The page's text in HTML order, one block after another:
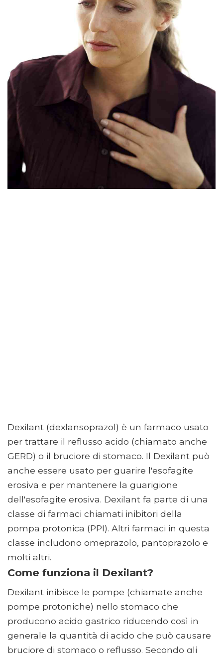
Dexilant (dexlansoprazol) è un farmaco usato
per trattare il reflusso acido (chiamato anche
GERD) o il bruciore di stomaco. Il Dexilant può
anche essere usato per guarire l'esofagite
erosiva e per mantenere la guarigione
dell'esofagite erosiva. Dexilant fa parte di una
classe di farmaci chiamati inibitori della
pompa protonica (PPI). Altri farmaci in questa
classe includono omeprazolo, pantoprazolo e
molti altri.
Come funziona il Dexilant?
Dexilant inibisce le pompe (chiamate anche
pompe protoniche) nello stomaco che
producono acido gastrico riducendo così in
generale la quantità di acido che può causare
bruciore di stomaco o reflusso. Secondo gli